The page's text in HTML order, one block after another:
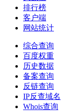
排行榜
客户端
网站统计
综合查询
百度权重
历史数据
备案查询
反链查询
IP反查域名
Whois查询